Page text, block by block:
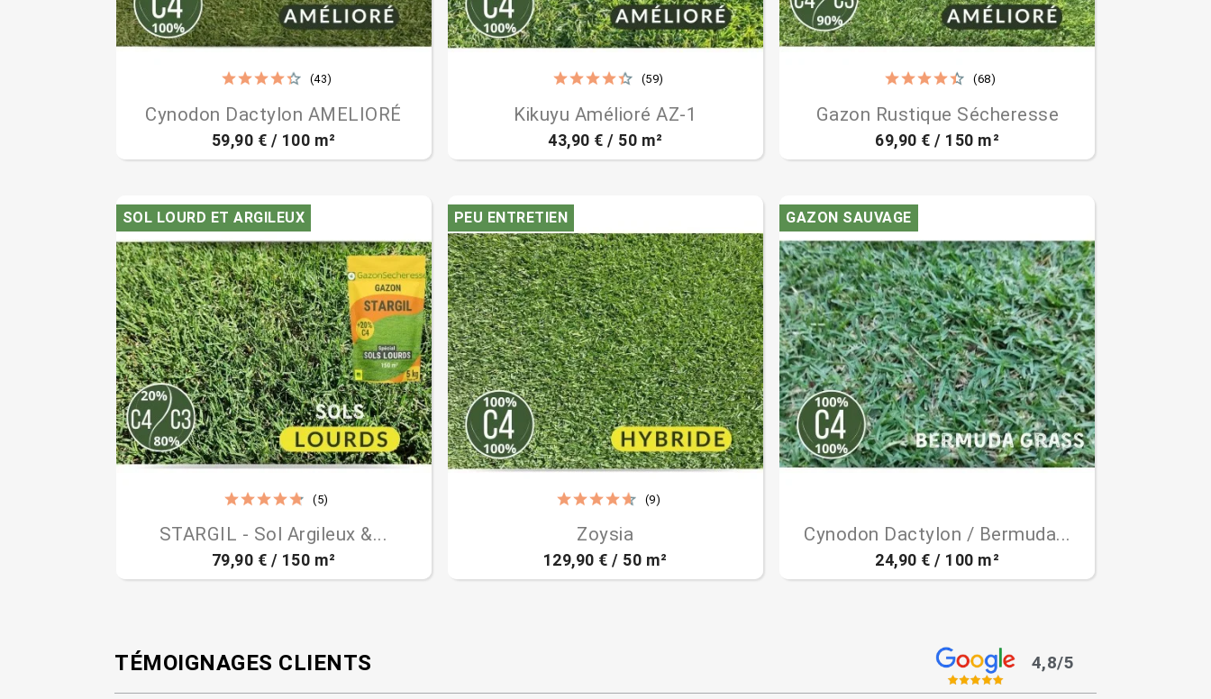
Aperçu rapide
Cynodon Dactylon AMELIORÉ
59,90 € / 100 m²
(43)
Aperçu rapide
Kikuyu Amélioré AZ-1
43,90 € / 50 m²
(59)
Aperçu rapide
Gazon Rustique Sécheresse
69,90 € / 150 m²
(68)
 Aperçu rapide
STARGIL - Sol Argileux &...
79,90 € / 150 m²
(5)
SOL LOURD ET ARGILEUX
Aperçu rapide
Zoysia
129,90 € / 50 m²
(9)
PEU ENTRETIEN
Aperçu rapide
Cynodon Dactylon / Bermuda...
24,90 € / 100 m²
GAZON SAUVAGE
TÉMOIGNAGES CLIENTS 4,8/5